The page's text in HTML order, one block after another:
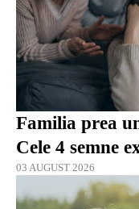
Familia prea
Cele 4 semne
03 AUGUST 2026